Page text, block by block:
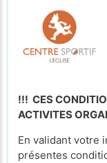
!!! CES
ACTIVITES
En validant votre
présentes